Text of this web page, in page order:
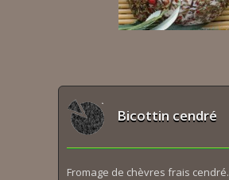
Bicottin cendré
Fromage de chèvres frais cendré.